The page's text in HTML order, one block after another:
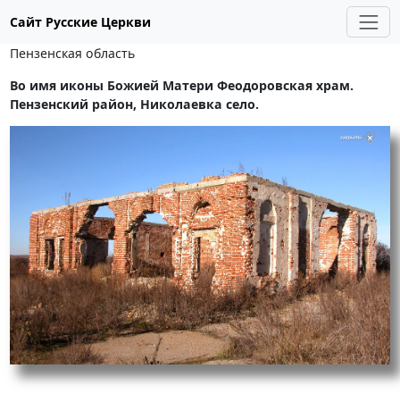
Сайт Русские Церкви
Пензенская область
Во имя иконы Божией Матери Феодоровская храм.
Пензенский район, Николаевка село.